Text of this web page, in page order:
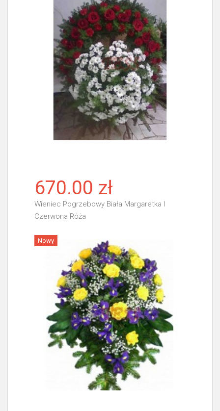
670.00 zł
Wieniec Pogrzebowy Biała Margaretka I
Czerwona Róża
Więcej
Nowy